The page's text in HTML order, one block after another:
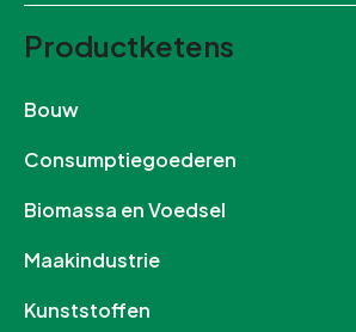
Productketens
Bouw
Consumptiegoederen
Biomassa en Voedsel
Maakindustrie
Kunststoffen